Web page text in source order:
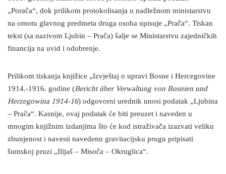
„Porača“, dok prilikom protokolisanja u nadležnom ministarstvu
na omotu glavnog predmeta druga osoba upisuje „Prača“. Tiskan
tekst (sa nazivom Ljubin – Prača) šalje se Ministarstvu zajedničkih
financija na uvid i odobrenje.
Prilikom tiskanja knjižice „Izvještaj o upravi Bosne i Hercegovine
1914.-1916. godine (Bericht über Verwaltung von Bosnien und
Herzegowina 1914-16) odgovorni urednik unosi podatak „Ljubina
– Prača“. Kasnije, ovaj podatak će biti preuzet i naveden u
mnogim knjižnim izdanjima što će kod istraživača izazvati veliku
zbunjenost i navesti navedenu gravitacijsku prugu pripisati
šumskoj pruzi „Ilijaš – Misoča – Okruglica“.